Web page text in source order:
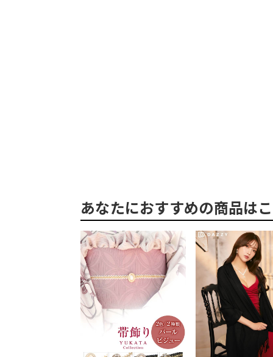
あなたにおすすめの商品は